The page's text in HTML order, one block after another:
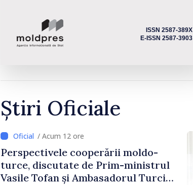
ISSN 2587-389X
E-ISSN 2587-3903
Știri Oficiale
/ Acum 12 ore
Perspectivele cooperării moldo-
turce, discutate de Prim-ministrul
Vasile Tofan și Ambasadorul Turciei,